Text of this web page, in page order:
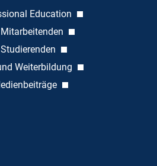
Education
Weiterbildung